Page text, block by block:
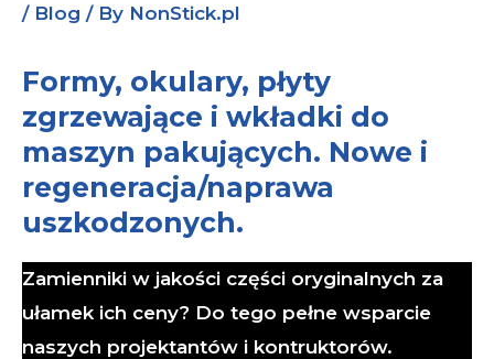
/ Blog / By NonStick.pl
Formy, okulary, płyty
zgrzewające i wkładki do
maszyn pakujących. Nowe i
regeneracja/naprawa
uszkodzonych.
Zamienniki w jakości części oryginalnych za
ułamek ich ceny? Do tego pełne wsparcie
naszych projektantów i kontruktorów.